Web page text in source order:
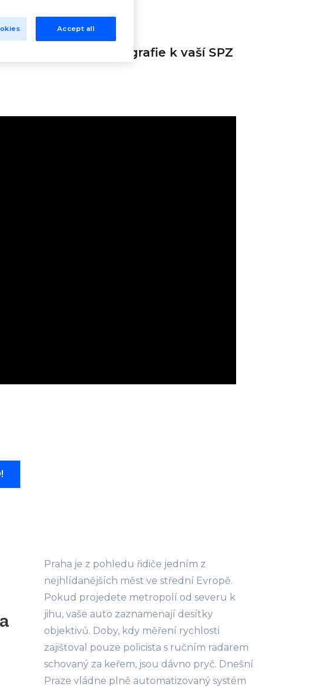
na přidání fotografie k vaší SPZ
Praha je z pohledu řidiče jedním z
nejhlídanějších měst ve střední Evropě.
Pokud projedete metropolí od severu k
jihu, vaše auto zaznamenají desítky
objektivů. Doby, kdy měření rychlosti
zajišťoval pouze policista s ručním radarem
schovaný za keřem, jsou dávno pryč. Dnešní
Praze vládne plně automatizovaný systém
Accept all